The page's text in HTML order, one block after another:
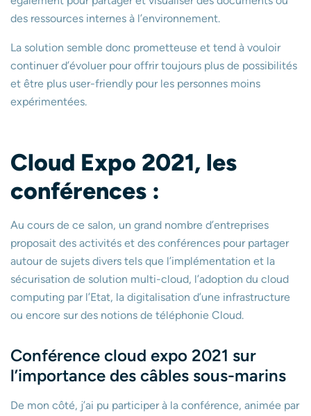
des ressources internes à l’environnement.
La solution semble donc prometteuse et tend à vouloir
continuer d’évoluer pour offrir toujours plus de possibilités
et être plus user-friendly pour les personnes moins
expérimentées.
Cloud Expo 2021, les
conférences :
Au cours de ce salon, un grand nombre d’entreprises
proposait des activités et des conférences pour partager
autour de sujets divers tels que l’implémentation et la
sécurisation de solution multi-cloud, l’adoption du cloud
computing par l’Etat, la digitalisation d’une infrastructure
ou encore sur des notions de téléphonie Cloud.
Conférence cloud expo 2021 sur
l’importance des câbles sous-marins
De mon côté, j’ai pu participer à la conférence, animée par